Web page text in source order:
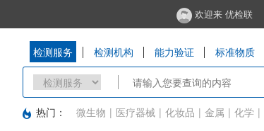
欢迎来 优检联
检测服务 检测机构 能力验证 标准物质
热门： 微生物 | 医疗器械 | 化妆品 | 金属 | 化学 |